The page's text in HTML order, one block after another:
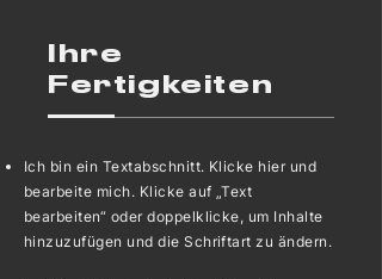
Ihre
Fertigkeiten
Ich bin ein Textabschnitt. Klicke hier und
bearbeite mich. Klicke auf „Text
bearbeiten“ oder doppelklicke, um Inhalte
hinzuzufügen und die Schriftart zu ändern.